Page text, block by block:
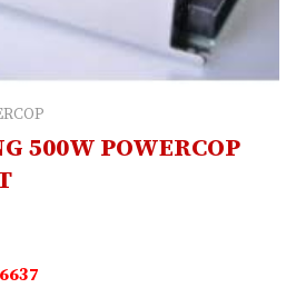
500W POWERCOP